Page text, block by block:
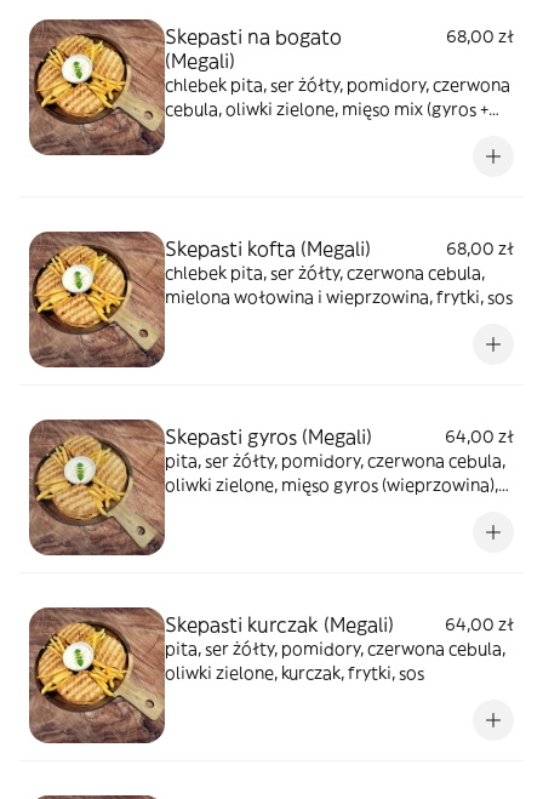
Skepasti na bogato
(Megali)
68,00 zł
chlebek pita, ser żółty, pomidory, czerwona
cebula, oliwki zielone, mięso mix (gyros +
Skepasti kofta (Megali)
68,00 zł
chlebek pita, ser żółty, czerwona cebula,
mielona wołowina i wieprzowina, frytki, sos
Skepasti gyros (Megali)
64,00 zł
pita, ser żółty, pomidory, czerwona cebula,
oliwki zielone, mięso gyros (wieprzowina),
Skepasti kurczak (Megali)
64,00 zł
pita, ser żółty, pomidory, czerwona cebula,
oliwki zielone, kurczak, frytki, sos